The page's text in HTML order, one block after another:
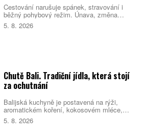
Cestování narušuje spánek, stravování i
běžný pohybový režim. Únava, změna
prostředí a nabitý program pak mohou zvýšit
riziko, že se člověk nebude cítit dobře.
5. 8. 2026
Chutě Bali. Tradiční jídla, která stojí
za ochutnání
Balijská kuchyně je postavená na rýži,
aromatickém koření, kokosovém mléce,
chilli a pomalé přípravě masa. Na jídelních
lístcích se střídají pečené vepřové,
5. 8. 2026